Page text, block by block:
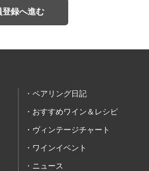
登録へ進む
ペアリング日記
おすすめワイン＆レシピ
ヴィンテージチャート
ワインイベント
ニュース